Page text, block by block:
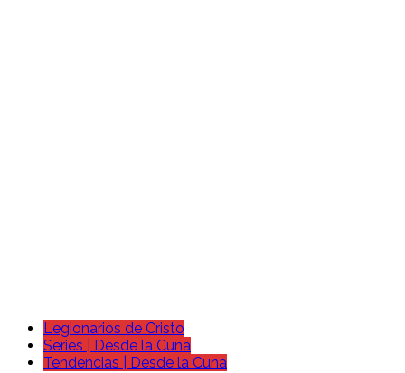
Legionarios de Cristo
Series | Desde la Cuna
Tendencias | Desde la Cuna